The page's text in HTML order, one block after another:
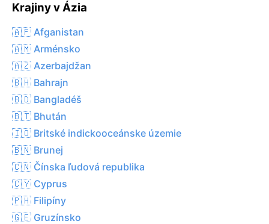
Krajiny v Ázia
🇦🇫 Afganistan
🇦🇲 Arménsko
🇦🇿 Azerbajdžan
🇧🇭 Bahrajn
🇧🇩 Bangladéš
🇧🇹 Bhután
🇮🇴 Britské indickooceánske územie
🇧🇳 Brunej
🇨🇳 Čínska ľudová republika
🇨🇾 Cyprus
🇵🇭 Filipíny
🇬🇪 Gruzínsko